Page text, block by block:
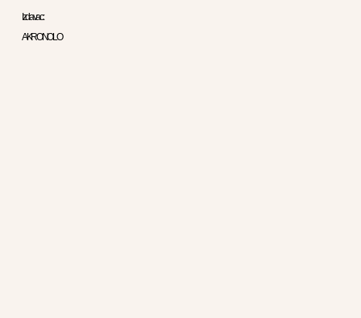
Izdavac :
AKRONOLO